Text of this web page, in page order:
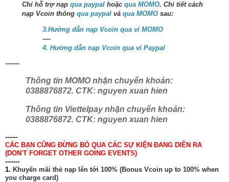
Chỉ hỗ trợ nạp qua paypal hoặc qua MOMO. Chi tiết cách
nạp Vcoin thông qua paypalvà qua MOMOsau:
3.Hướng dẫn nạp Vcoin qua ví MOMO
----
4. Hướng dẫn nạp Vcoin qua ví Paypal
-------
Thông tin MOMO nhận chuyển khoản:
0388876872. CTK: nguyen xuan hien
Thông tin Viettelpay nhận chuyển khoản:
0388876872. CTK: nguyen xuan hien
------
CÁC BẠN CŨNG ĐỪNG BỎ QUA CÁC SỰ KIỆN ĐANG DIỄN RA
(DON'T FORGET OTHER GOING EVENTS)
-------
1. Khuyến mãi thẻ nạp lên tới 100% (Bonus Vcoin up to 100% when
you charge card)